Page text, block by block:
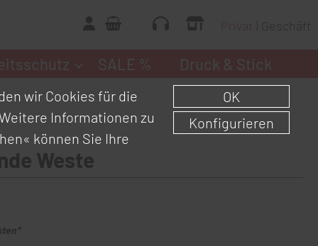
Geschäft
Weste
wir Cookies für die
Informationen zu
können Sie Ihre
OK
Konfigurieren